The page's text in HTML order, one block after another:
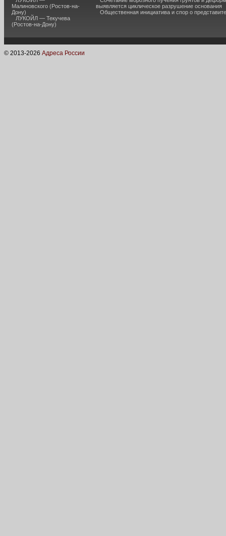
Малиновского (Ростов-на-
Дону)
ЛУКОЙЛ — Текучева
(Ростов-на-Дону)
выявляется циклическое разрушение основания
Общественная инициатива и спор о
© 2013-2026 Адреса России